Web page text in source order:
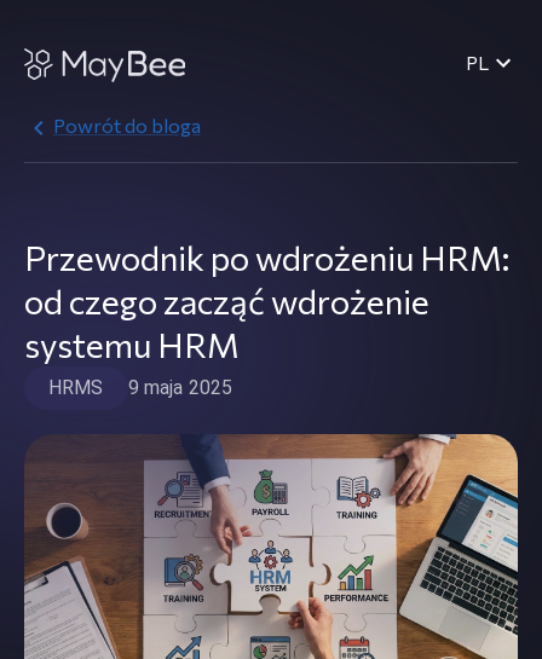
PL
Powrót do bloga
Przewodnik po wdrożeniu HRM:
od czego zacząć wdrożenie
systemu HRM
HRMS 9 maja 2025